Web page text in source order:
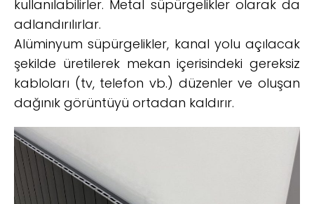
kullanılabilirler. Metal süpürgelikler olarak da
adlandırılırlar.
Alüminyum süpürgelikler, kanal yolu açılacak
şekilde üretilerek mekan içerisindeki gereksiz
kabloları (tv, telefon vb.) düzenler ve oluşan
dağınık görüntüyü ortadan kaldırır.